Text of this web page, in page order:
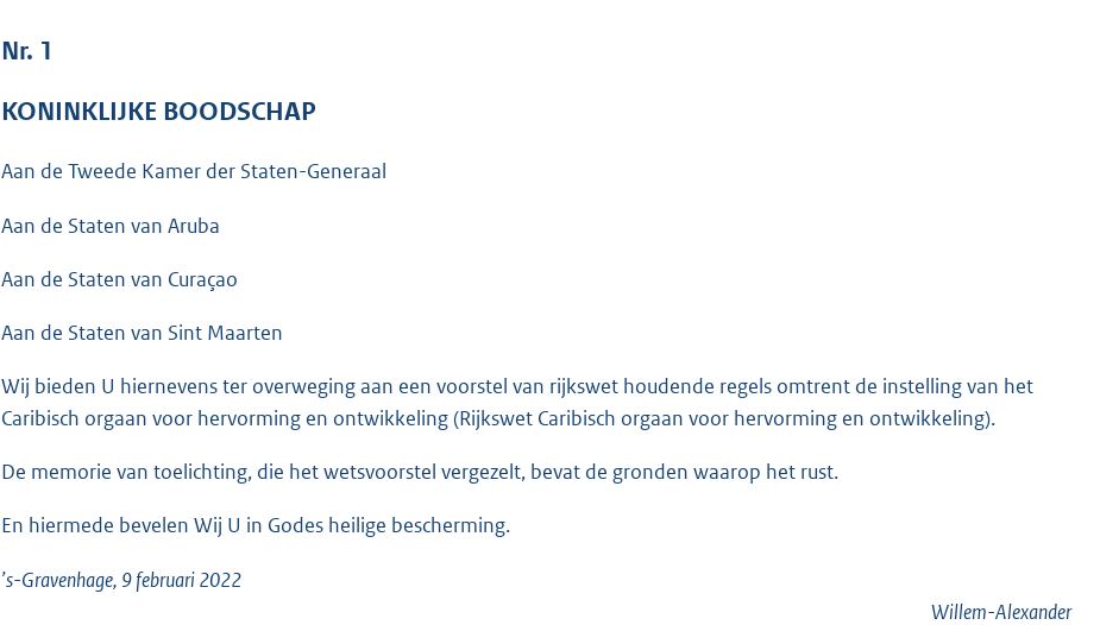
b
Nr. 1
KONINKLIJKE BOODSCHAP
Aan de Tweede Kamer der Staten-Generaal
Aan de Staten van Aruba
Aan de Staten van Curaçao
Aan de Staten van Sint Maarten
Wij bieden U hiernevens ter overweging aan een voorstel van rijkswet houdende regels omtrent de instelling van het
Caribisch orgaan voor hervorming en ontwikkeling (Rijkswet Caribisch orgaan voor hervorming en ontwikkeling).
De memorie van toelichting, die het wetsvoorstel vergezelt, bevat de gronden waarop het rust.
En hiermede bevelen Wij U in Godes heilige bescherming.
’s-Gravenhage, 9 februari 2022
Willem-Alexander